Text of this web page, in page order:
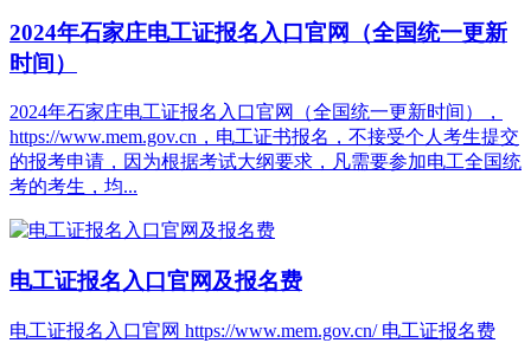
2024年石家庄电工证报名入口官网（全国统一更新
时间）
2024年石家庄电工证报名入口官网（全国统一更新时间），
https://www.mem.gov.cn，电工证书报名，不接受个人考生提交
的报考申请，因为根据考试大纲要求，凡需要参加电工全国统
考的考生，均...
电工证报名入口官网及报名费
电工证报名入口官网 https://www.mem.gov.cn/ 电工证报名费